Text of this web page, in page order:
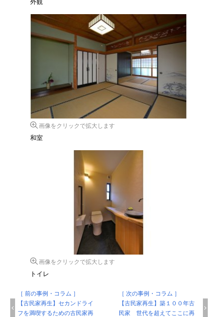
画像をクリックで拡大します
和室
画像をクリックで拡大します
トイレ
［ 前の事例・コラム ］
【古民家再生】セカンドライ
フを満喫するための古民家再
［ 次の事例・コラム ］
【古民家再生】築１００年古
民家 世代を超えてここに再